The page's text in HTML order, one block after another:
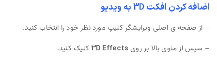
اضافه کردن افکت 3D به ویدیو
– از صفحه ی اصلی ویرایشگر کلیپ مورد نظر خود را انتخاب کنید.
– سپس از منوی بالا بر روی 3D Effectsکلیک کنید.